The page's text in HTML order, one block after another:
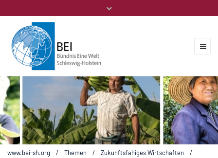
Mitglieder
www.bei-sh.org / Themen / Zukunftsfähiges Wirtschaften /